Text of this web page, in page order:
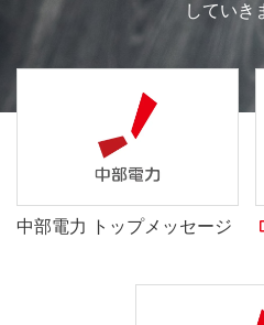
していき
中部電力 トップメッセージ